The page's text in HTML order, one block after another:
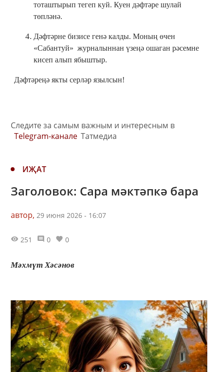
тоташтырып тегеп куй. Куен дәфтәре шулай
төпләнә.
Дәфтәрне бизисе генә калды. Моның өчен
«Сабантуй» журналыннан үзеңә ошаган рәсемне
кисеп алып ябыштыр.
Дәфтәреңә якты серләр язылсын!
Следите за самым важным и интересным в
Telegram-канале Татмедиа
ИҖАТ
Заголовок: Сара мәктәпкә бара
автор, 29 июня 2026 - 16:07
251 0 0
Мәхмүт Хәсәнов